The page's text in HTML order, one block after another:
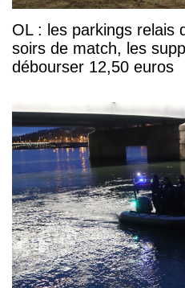
OL : les parkings relais
soirs de match, les
débourser 12,50 euros